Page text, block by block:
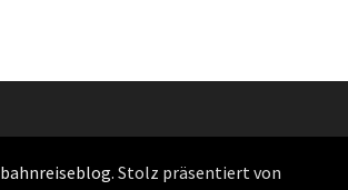
bahnreiseblog. Stolz präsentiert von